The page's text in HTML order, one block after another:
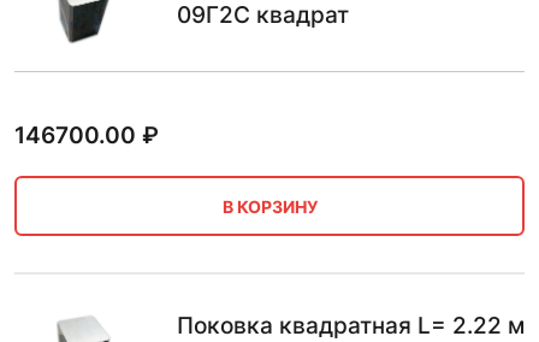
09Г2С квадрат
146700.00 ₽
В КОРЗИНУ
Поковка квадратная L= 2.22 м